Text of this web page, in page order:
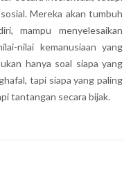
Mereka akan tumbuh
mampu menyelesaikan
nilai kemanusiaan yang
hanya soal siapa yang
tapi siapa yang paling
tantangan secara bijak.